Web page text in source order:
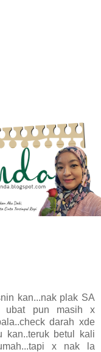
kan...nak plak SA
ubat pun masih x
darah xde
kan..teruk betul kali
x nak la